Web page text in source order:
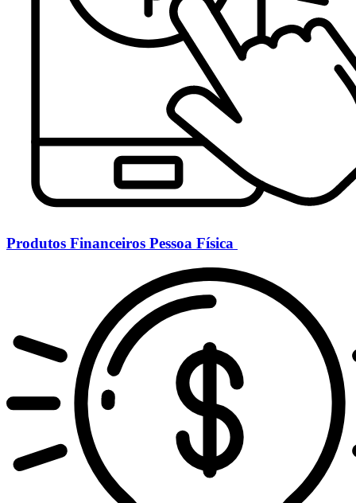
Produtos Financeiros Pessoa Física